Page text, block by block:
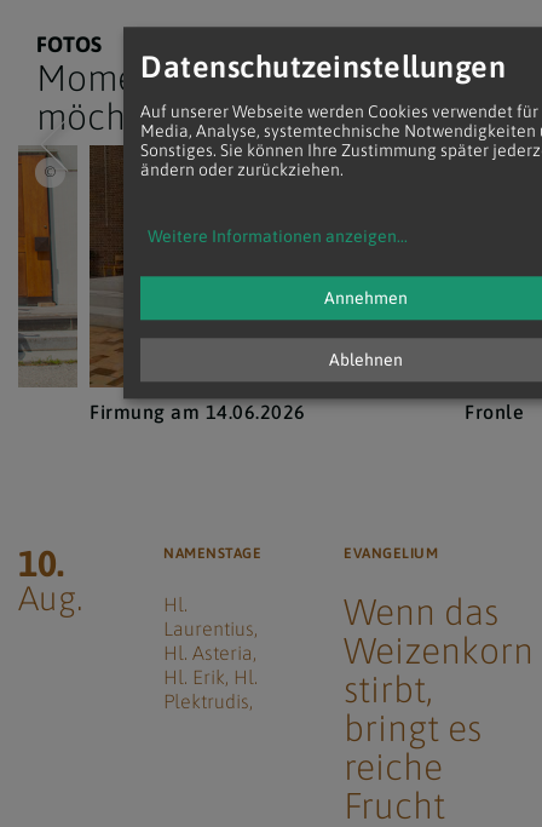
FOTOS
Momente, die wir teilen
möchten
Robert Aulehle
Firmung am 14.06.2026
10.
Aug.
NAMENSTAGE
Hl.
Laurentius
Hl. Asteria
Hl. Erik Hl.
Plektrudis
EVANGELIUM
Wenn das
Weizenkorn
stirbt,
bringt es
reiche
Frucht
Datenschutzeinstellungen
Auf unserer Webseite werden Cookies verwendet für
Media, Analyse, systemtechnische Notwendigkeiten
Sonstiges. Sie können Ihre Zustimmung später
ändern oder zurückziehen.
Weitere Informationen anzeigen...
Ablehnen
Annehmen